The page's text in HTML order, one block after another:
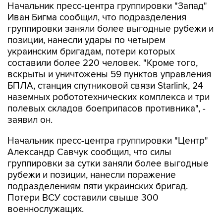
Начальник пресс-центра группировки "Запад"
Иван Бигма сообщил, что подразделения
группировки заняли более выгодные рубежи и
позиции, нанесли удары по четырем
украинским бригадам, потери которых
составили более 220 человек. "Кроме того,
вскрыты и уничтожены 59 пунктов управления
БПЛА, станция спутниковой связи Starlink, 24
наземных робототехнических комплекса и три
полевых складов боеприпасов противника", -
заявил он.
Начальник пресс-центра группировки "Центр"
Александр Савчук сообщил, что силы
группировки за сутки заняли более выгодные
рубежи и позиции, нанесли поражение
подразделениям пяти украинских бригад.
Потери ВСУ составили свыше 300
военнослужащих.